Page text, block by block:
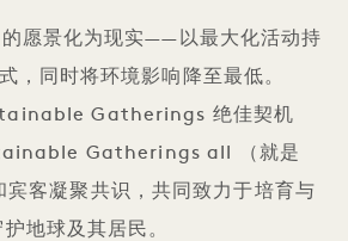
愿景化为现实——以最大化活动持
，同时将环境影响降至最低。
Gatherings 绝佳契机
Gatherings all （就是
宾客凝聚共识，共同致力于培育与
护地球及其居民。